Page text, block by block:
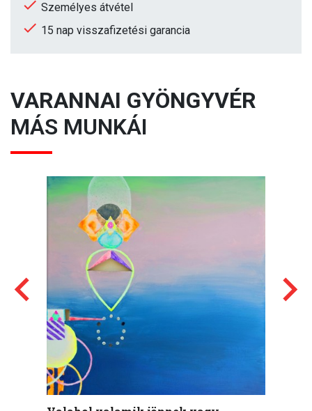
Személyes átvétel
15 nap visszafizetési garancia
VARANNAI GYÖNGYVÉR
MÁS MUNKÁI